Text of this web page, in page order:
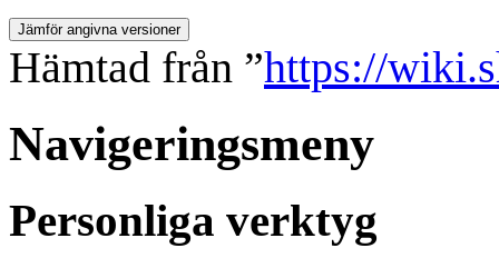
Hämtad från ”https://
Navigeringsmeny
Personliga verktyg